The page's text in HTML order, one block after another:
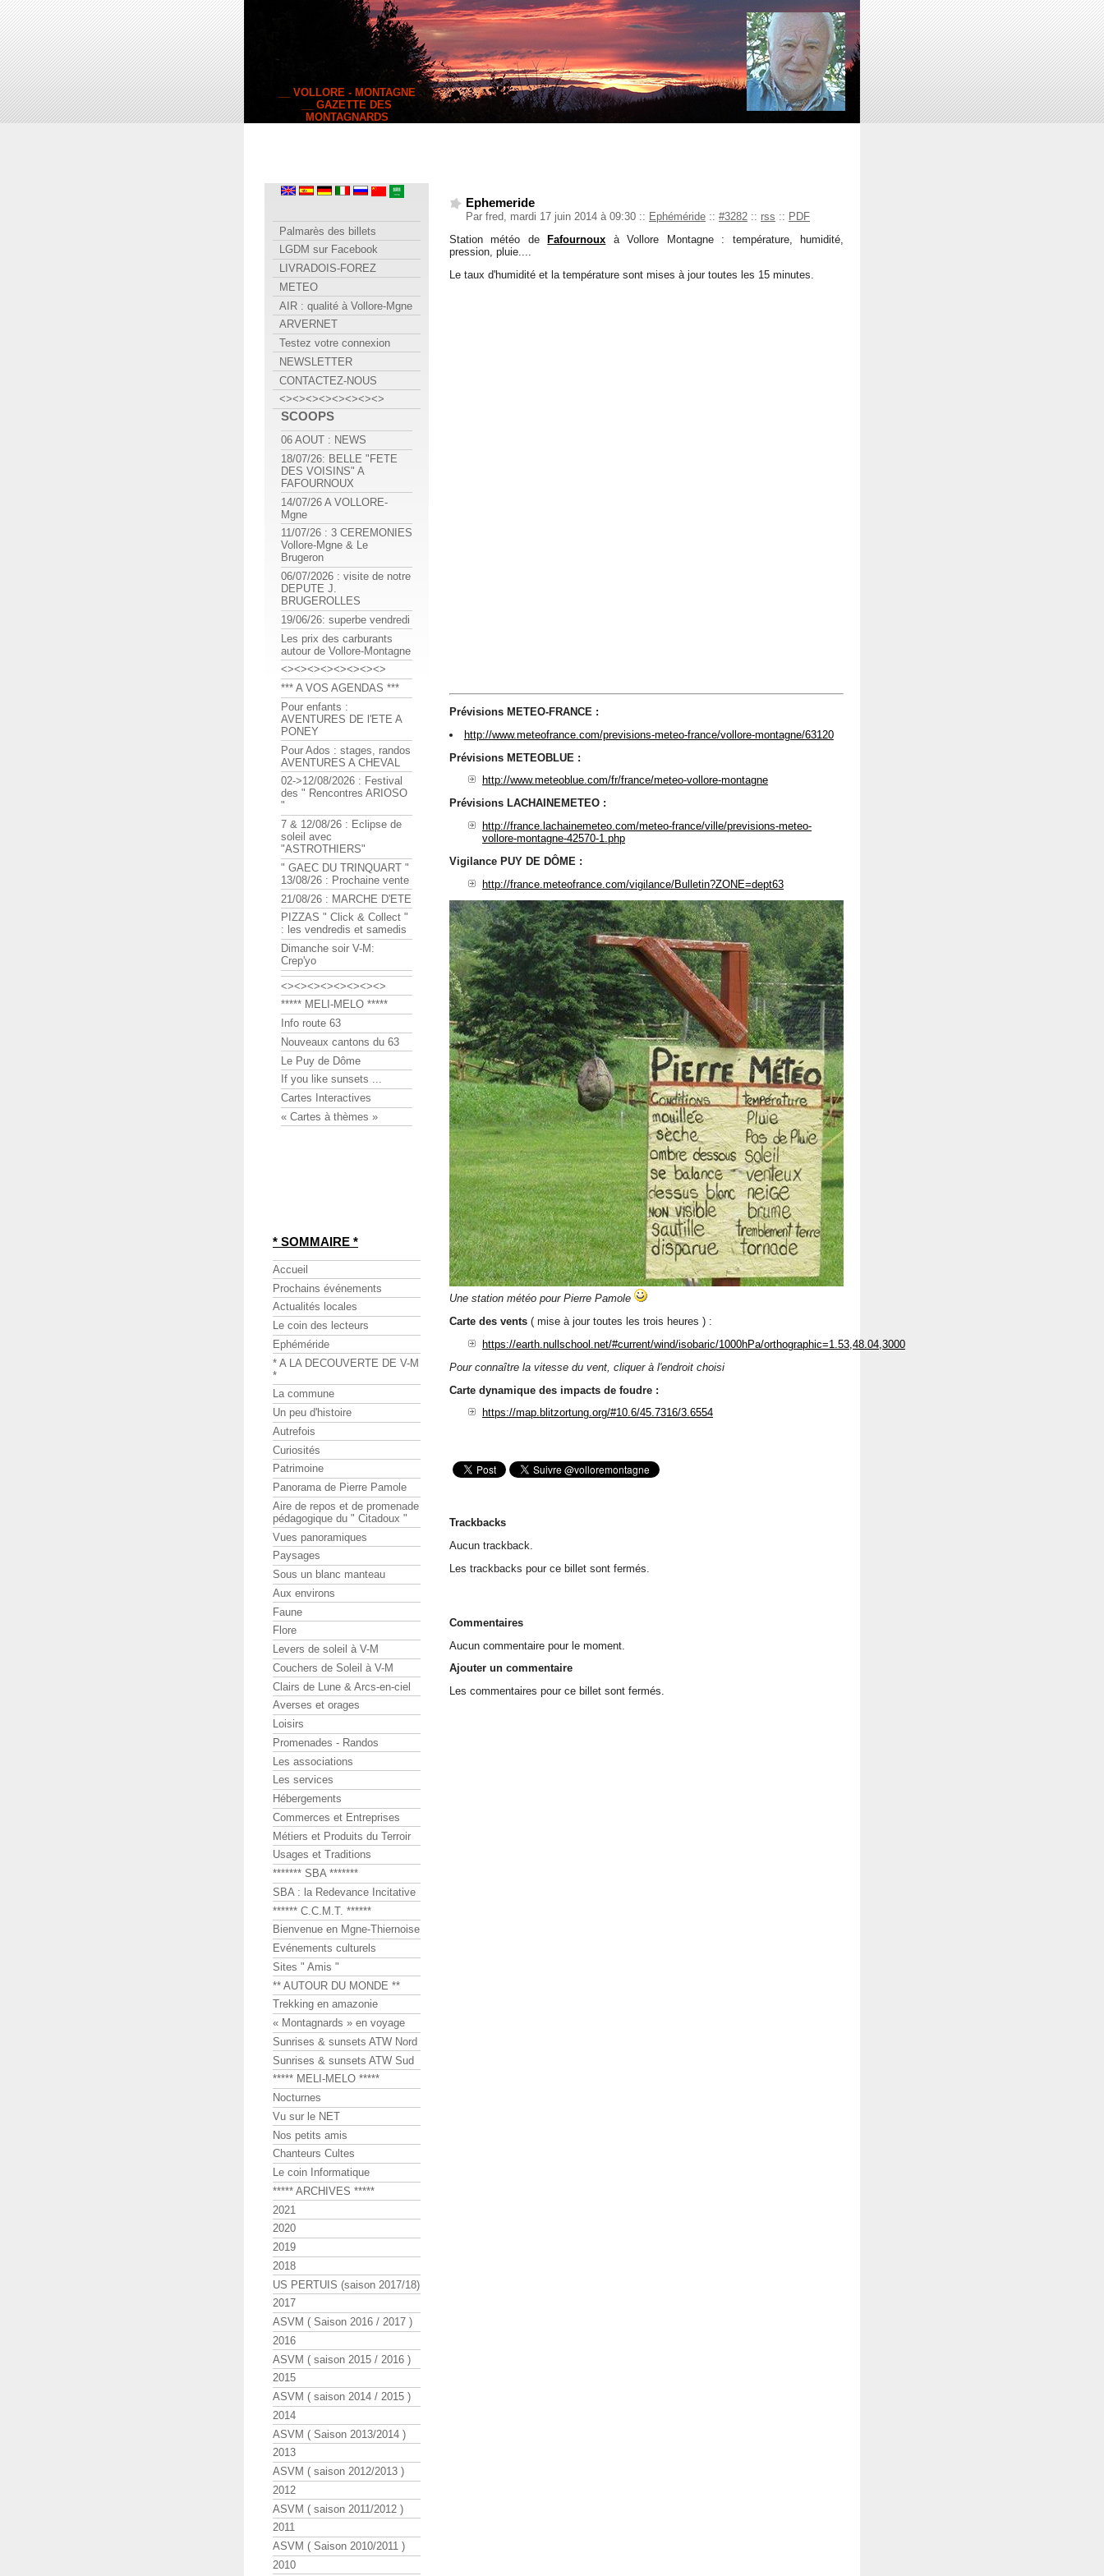
__ VOLLORE - MONTAGNE
__ GAZETTE DES
MONTAGNARDS
Ephemeride
Par fred, mardi 17 juin 2014 à 09:30 :: Ephéméride :: #3282 :: rss :: PDF
Station météo de
Fafournoux à Vollore Montagne : température, humidité,
pression, pluie....
Le taux d'humidité et la température sont mises à jour toutes les 15 minutes.
Prévisions METEO-FRANCE :
http://www.meteofrance.com/previsions-meteo-france/vollore-montagne/63120
Prévisions METEOBLUE :
http://www.meteoblue.com/fr/france/meteo-vollore-montagne
Prévisions LACHAINEMETEO :
http://france.lachainemeteo.com/meteo-france/ville/previsions-meteo-
vollore-montagne-42570-1.php
Vigilance PUY DE DÔME :
http://france.meteofrance.com/vigilance/Bulletin?ZONE=dept63
Une station météo pour Pierre Pamole
Carte des vents ( mise à jour toutes les trois heures ) :
https://earth.nullschool.net/#current/wind/isobaric/1000hPa/orthographic=1.53,48.04,3000
Pour connaître la vitesse du vent, cliquer à l'endroit choisi
Carte dynamique des impacts de foudre :
https://map.blitzortung.org/#10.6/45.7316/3.6554
Trackbacks
Aucun trackback.
Les trackbacks pour ce billet sont fermés.
Commentaires
Aucun commentaire pour le moment.
Ajouter un commentaire
Les commentaires pour ce billet sont fermés.
Palmarès des billets
LGDM sur Facebook
LIVRADOIS-FOREZ
METEO
AIR : qualité à Vollore-Mgne
ARVERNET
Testez votre connexion
NEWSLETTER
CONTACTEZ-NOUS
<><><><><><><><>
SCOOPS
06 AOUT : NEWS
18/07/26: BELLE "FETE
DES VOISINS" A
FAFOURNOUX
14/07/26 A VOLLORE-
Mgne
11/07/26 : 3 CEREMONIES
Vollore-Mgne & Le
Brugeron
06/07/2026 : visite de notre
DEPUTE J.
BRUGEROLLES
19/06/26: superbe vendredi
Les prix des carburants
autour de Vollore-Montagne
<><><><><><><><>
*** A VOS AGENDAS ***
Pour enfants :
AVENTURES DE l'ETE A
PONEY
Pour Ados : stages, randos
AVENTURES A CHEVAL
02->12/08/2026 : Festival
des " Rencontres ARIOSO
"
7 & 12/08/26 : Eclipse de
soleil avec
"ASTROTHIERS"
" GAEC DU TRINQUART "
13/08/26 : Prochaine vente
21/08/26 : MARCHE D'ETE
PIZZAS " Click & Collect "
: les vendredis et samedis
Dimanche soir V-M:
Crep'yo
<><><><><><><><>
***** MELI-MELO *****
Info route 63
Nouveaux cantons du 63
Le Puy de Dôme
If you like sunsets ...
Cartes Interactives
« Cartes à thèmes »
* SOMMAIRE *
Accueil
Prochains événements
Actualités locales
Le coin des lecteurs
Ephéméride
* A LA DECOUVERTE DE V-M
*
La commune
Un peu d'histoire
Autrefois
Curiosités
Patrimoine
Panorama de Pierre Pamole
Aire de repos et de promenade
pédagogique du " Citadoux "
Vues panoramiques
Paysages
Sous un blanc manteau
Aux environs
Faune
Flore
Levers de soleil à V-M
Couchers de Soleil à V-M
Clairs de Lune & Arcs-en-ciel
Averses et orages
Loisirs
Promenades - Randos
Les associations
Les services
Hébergements
Commerces et Entreprises
Métiers et Produits du Terroir
Usages et Traditions
******* SBA *******
SBA : la Redevance Incitative
****** C.C.M.T. ******
Bienvenue en Mgne-Thiernoise
Evénements culturels
Sites " Amis "
** AUTOUR DU MONDE **
Trekking en amazonie
« Montagnards » en voyage
Sunrises & sunsets ATW Nord
Sunrises & sunsets ATW Sud
***** MELI-MELO *****
Nocturnes
Vu sur le NET
Nos petits amis
Chanteurs Cultes
Le coin Informatique
***** ARCHIVES *****
2021
2020
2019
2018
US PERTUIS (saison 2017/18)
2017
ASVM ( Saison 2016 / 2017 )
2016
ASVM ( saison 2015 / 2016 )
2015
ASVM ( saison 2014 / 2015 )
2014
ASVM ( Saison 2013/2014 )
2013
ASVM ( saison 2012/2013 )
2012
ASVM ( saison 2011/2012 )
2011
ASVM ( Saison 2010/2011 )
2010